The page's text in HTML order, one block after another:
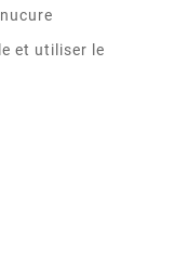
et utiliser le